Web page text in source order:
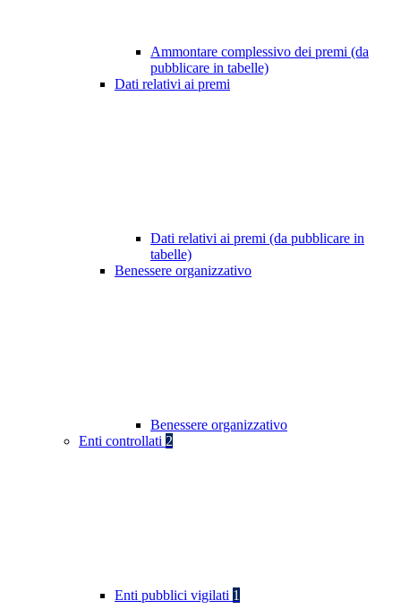
Ammontare complessivo dei premi (da
pubblicare in tabelle)
Dati relativi ai premi
Dati relativi ai premi (da pubblicare in
tabelle)
Benessere organizzativo
Benessere organizzativo
Enti controllati 2
Enti pubblici vigilati 1